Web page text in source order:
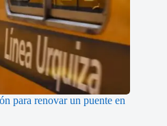
para renovar un puente en